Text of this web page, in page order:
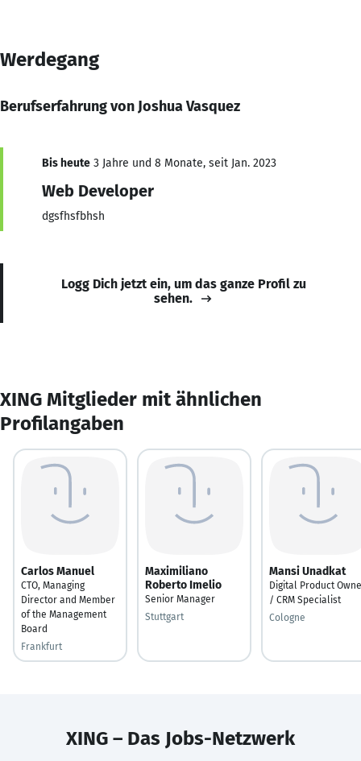
Werdegang
Berufserfahrung von Joshua Vasquez
Bis heute 3 Jahre und 8 Monate, seit Jan. 2023
Web Developer
dgsfhsfbhsh
Logg Dich jetzt ein, um das ganze Profil zu
sehen.
XING Mitglieder mit ähnlichen
Profilangaben
Carlos Manuel
CTO, Managing
Director and Member
of the Management
Board
Frankfurt
Maximiliano
Roberto Imelio
Senior Manager
Stuttgart
Mansi Unadkat
Digital Product
/ CRM Specialist
Cologne
XING – Das Jobs-Netzwerk